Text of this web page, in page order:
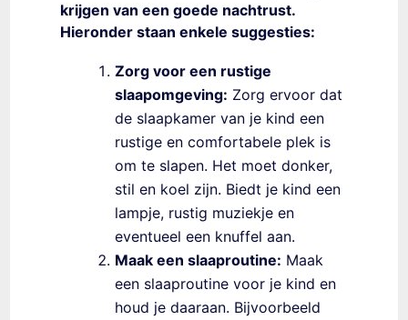
krijgen van een goede nachtrust.
Hieronder staan enkele suggesties:
Zorg voor een rustige
slaapomgeving: Zorg ervoor dat
de slaapkamer van je kind een
rustige en comfortabele plek is
om te slapen. Het moet donker,
stil en koel zijn. Biedt je kind een
lampje, rustig muziekje en
eventueel een knuffel aan.
Maak een slaaproutine: Maak
een slaaproutine voor je kind en
houd je daaraan. Bijvoorbeeld